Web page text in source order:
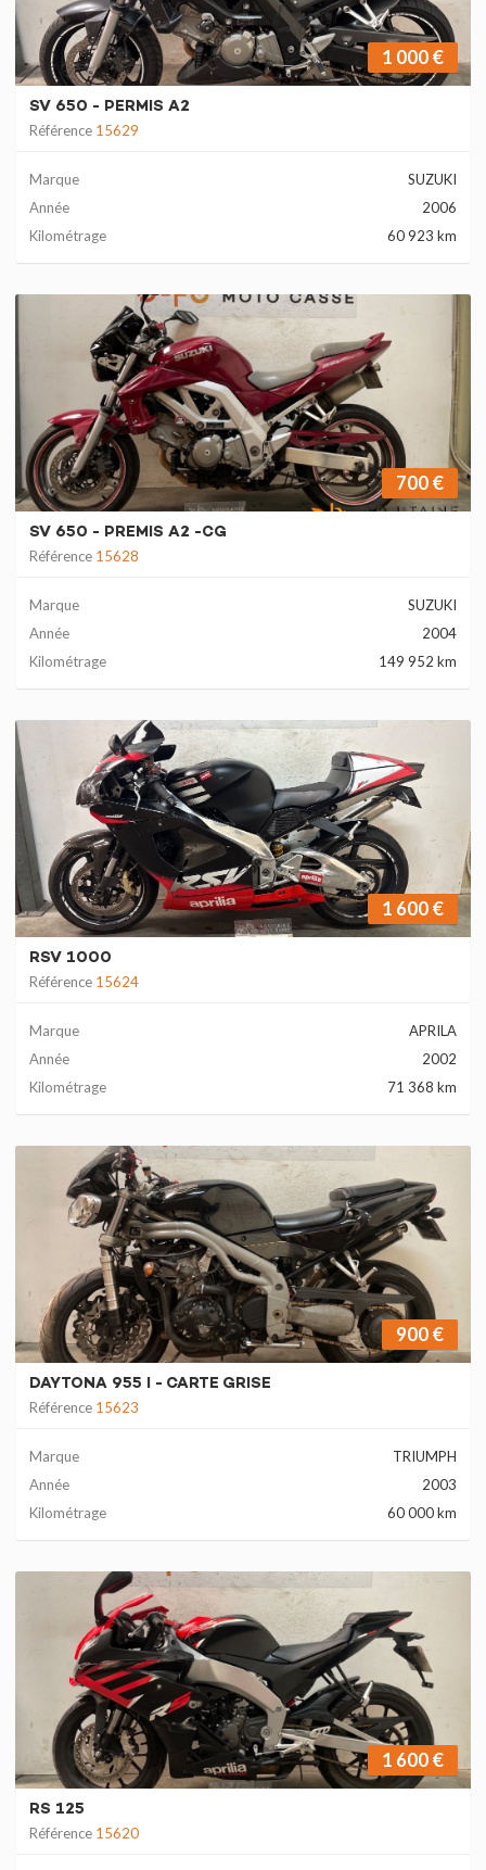
1 000 €
SV 650 - PERMIS A2
Référence 15629
Marque
SUZUKI
Année
2006
Kilométrage
60 923 km
700 €
SV 650 - PREMIS A2 -CG
Référence 15628
Marque
SUZUKI
Année
2004
Kilométrage
149 952 km
1 600 €
RSV 1000
Référence 15624
Marque
APRILA
Année
2002
Kilométrage
71 368 km
900 €
DAYTONA 955 I - CARTE GRISE
Référence 15623
Marque
TRIUMPH
Année
2003
Kilométrage
60 000 km
1 600 €
RS 125
Référence 15620